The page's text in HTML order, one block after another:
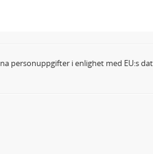
personuppgifter i enlighet med EU:s